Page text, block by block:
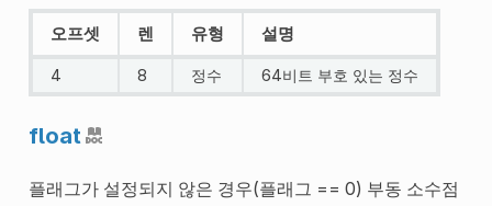
오프셋 렌 유형 설명
4 8 정수 64비트 부호 있는 정수
float
플래그가 설정되지 않은 경우(플래그 == 0) 부동 소수점